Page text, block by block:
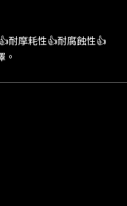
耐摩耗性👍耐腐蝕性👍